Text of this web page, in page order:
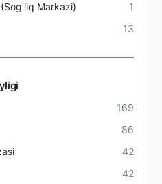
Markazi)
1
13
169
86
42
42